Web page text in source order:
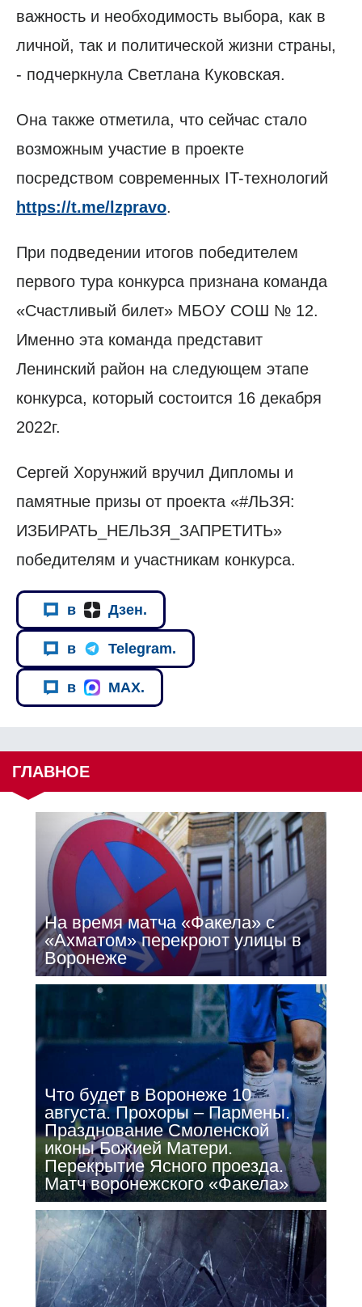
важность и необходимость выбора, как в
личной, так и политической жизни страны,
- подчеркнула Светлана Куковская.
Она также отметила, что сейчас стало
возможным участие в проекте
посредством современных IT-технологий
https://t.me/lzpravo.
При подведении итогов победителем
первого тура конкурса признана команда
«Счастливый билет» МБОУ СОШ № 12.
Именно эта команда представит
Ленинский район на следующем этапе
конкурса, который состоится 16 декабря
2022г.
Сергей Хорунжий вручил Дипломы и
памятные призы от проекта «#ЛЬЗЯ:
ИЗБИРАТЬ_НЕЛЬЗЯ_ЗАПРЕТИТЬ»
победителям и участникам конкурса.
в Дзен.
в Telegram.
в MAX.
ГЛАВНОЕ
На время матча «Факела» с
«Ахматом» перекроют улицы в
Воронеже
Что будет в Воронеже 10
августа. Прохоры – Пармены.
Празднование Смоленской
иконы Божией Матери.
Перекрытие Ясного проезда.
Матч воронежского «Факела»